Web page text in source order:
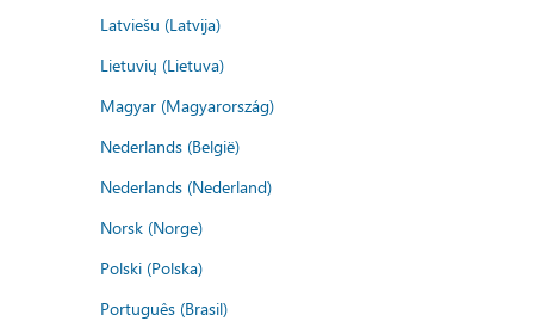
Latviešu (Latvija)
Lietuvių (Lietuva)
Magyar (Magyarország)
Nederlands (België)
Nederlands (Nederland)
Norsk (Norge)
Polski (Polska)
Português (Brasil)